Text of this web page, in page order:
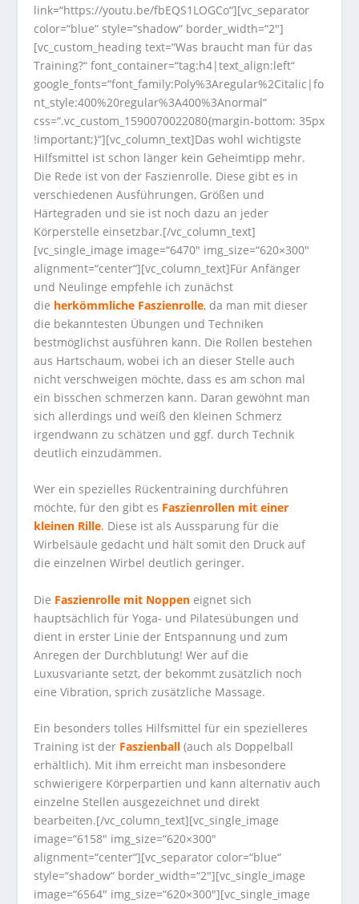
link=“https://youtu.be/fbEQS1LOGCo“][vc_separator
color=“blue“ style=“shadow“ border_width=“2″]
[vc_custom_heading text=“Was braucht man für das
Training?“ font_container=“tag:h4|text_align:left“
google_fonts=“font_family:Poly%3Aregular%2Citalic|fo
nt_style:400%20regular%3A400%3Anormal“
css=“.vc_custom_1590070022080{margin-bottom: 35px
!important;}“][vc_column_text]Das wohl wichtigste
Hilfsmittel ist schon länger kein Geheimtipp mehr.
Die Rede ist von der Faszienrolle. Diese gibt es in
verschiedenen Ausführungen, Größen und
Härtegraden und sie ist noch dazu an jeder
Körperstelle einsetzbar.[/vc_column_text]
[vc_single_image image=“6470″ img_size=“620×300″
alignment=“center“][vc_column_text]Für Anfänger
und Neulinge empfehle ich zunächst
die herkömmliche Faszienrolle, da man mit dieser
die bekanntesten Übungen und Techniken
bestmöglichst ausführen kann. Die Rollen bestehen
aus Hartschaum, wobei ich an dieser Stelle auch
nicht verschweigen möchte, dass es am schon mal
ein bisschen schmerzen kann. Daran gewöhnt man
sich allerdings und weiß den kleinen Schmerz
irgendwann zu schätzen und ggf. durch Technik
deutlich einzudämmen.
Wer ein spezielles Rückentraining durchführen
möchte, für den gibt es Faszienrollen mit einer
kleinen Rille. Diese ist als Aussparung für die
Wirbelsäule gedacht und hält somit den Druck auf
die einzelnen Wirbel deutlich geringer.
Die Faszienrolle mit Noppen eignet sich
hauptsächlich für Yoga- und Pilatesübungen und
dient in erster Linie der Entspannung und zum
Anregen der Durchblutung! Wer auf die
Luxusvariante setzt, der bekommt zusätzlich noch
eine Vibration, sprich zusätzliche Massage.
Ein besonders tolles Hilfsmittel für ein spezielleres
Training ist der Faszienball (auch als Doppelball
erhältlich). Mit ihm erreicht man insbesondere
schwierigere Körperpartien und kann alternativ auch
einzelne Stellen ausgezeichnet und direkt
bearbeiten.[/vc_column_text][vc_single_image
image=“6158″ img_size=“620×300″
alignment=“center“][vc_separator color=“blue“
style=“shadow“ border_width=“2″][vc_single_image
image=“6564″ img_size=“620×300″][vc_single_image